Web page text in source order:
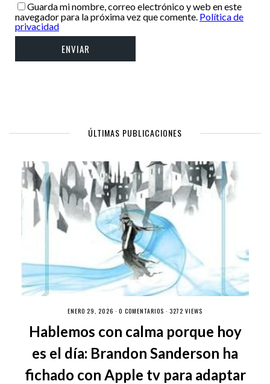
Guarda mi nombre, correo electrónico y web en este
navegador para la próxima vez que comente. Política de
privacidad
ÚLTIMAS PUBLICACIONES
ENERO 29, 2026 · 0 COMENTARIOS · 3272 VIEWS
Hablemos con calma porque hoy
es el día: Brandon Sanderson ha
fichado con Apple tv para adaptar